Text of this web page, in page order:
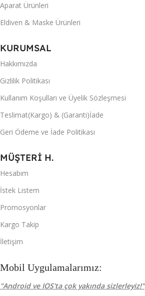
Aparat Ürünleri
Eldiven & Maske Ürünleri
KURUMSAL
Hakkımızda
Gizlilik Politikası
Kullanım Koşulları ve Üyelik Sözleşmesi
Teslimat(Kargo) & (Garanti)İade
Geri Ödeme ve İade Politikası
MÜŞTERİ H.
Hesabım
İstek Listem
Promosyonlar
Kargo Takip
İletişim
Mobil Uygulamalarımız:
"Android ve IOS'ta çok yakında sizlerleyiz!"